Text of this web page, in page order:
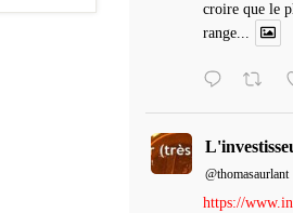
croire que le
range...
@thomasaurlant
https://